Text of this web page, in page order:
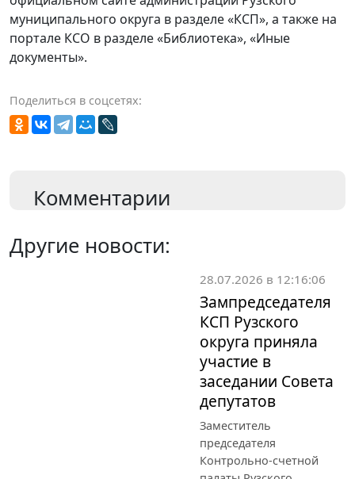
муниципального округа в разделе «КСП», а также на
портале КСО в разделе «Библиотека», «Иные
документы».
Поделиться в соцсетях:
Комментарии
Другие новости:
28.07.2026 в 12:16:06
Зампредседателя
КСП Рузского
округа приняла
участие в
заседании Совета
депутатов
Заместитель
председателя
Контрольно-счетной